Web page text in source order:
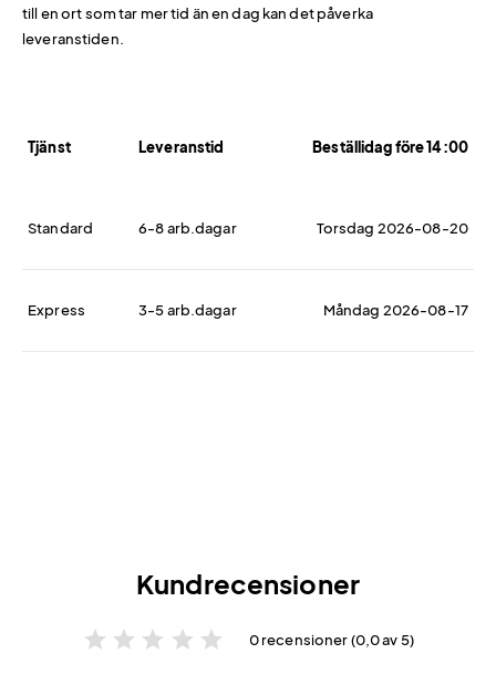
till en ort som tar mer tid än en dag kan det påverka
leveranstiden.
Tjänst Leveranstid Beställidag före 14:00
Standard 6-8 arb.dagar Torsdag 2026-08-20
Express 3-5 arb.dagar Måndag 2026-08-17
Kundrecensioner
star star star star star 0 recensioner (0,0 av 5)